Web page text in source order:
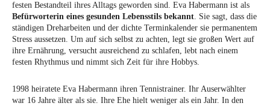
festen Bestandteil ihres Alltags geworden sind. Eva Habermann ist als
Befürworterin eines gesunden Lebensstils bekannt. Sie sagt, dass die
ständigen Dreharbeiten und der dichte Terminkalender sie permanentem
Stress aussetzen. Um auf sich selbst zu achten, legt sie großen Wert auf
ihre Ernährung, versucht ausreichend zu schlafen, lebt nach einem
festen Rhythmus und nimmt sich Zeit für ihre Hobbys.
1998 heiratete Eva Habermann ihren Tennistrainer. Ihr Auserwählter
war 16 Jahre älter als sie. Ihre Ehe hielt weniger als ein Jahr. In den